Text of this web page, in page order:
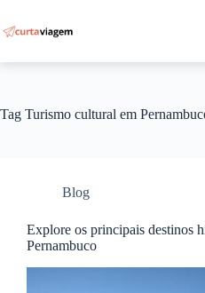
para
o
Tag Turismo cultural em
Blog
Explore os principais destinos
Pernambuco